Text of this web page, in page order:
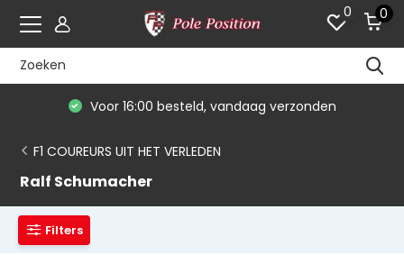
0 0
Voor 16:00 besteld, vandaag verzonden
F1 COUREURS UIT HET VERLEDEN
Ralf Schumacher
Filters